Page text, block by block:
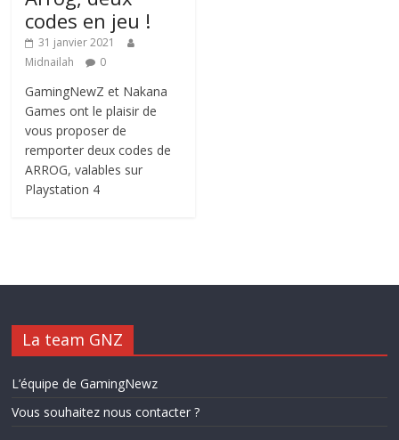
codes en jeu !
31 janvier 2021
Midnailah
0
GamingNewZ et Nakana
Games ont le plaisir de
vous proposer de
remporter deux codes de
ARROG, valables sur
Playstation 4
La team GNZ
L’équipe de GamingNewz
Vous souhaitez nous contacter ?